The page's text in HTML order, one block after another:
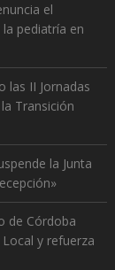
el
pediatría en
las II Jornadas
Transición
la Junta
de Córdoba
y refuerza